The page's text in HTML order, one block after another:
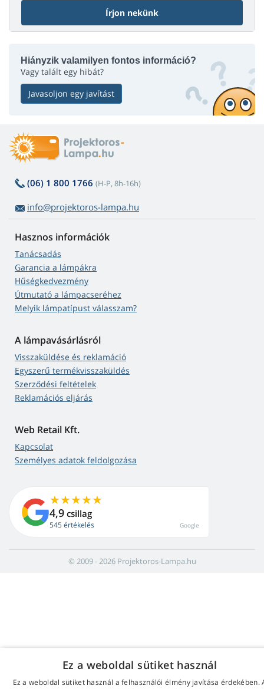
Írjon nekünk
Hiányzik valamilyen fontos információ?
Vagy talált egy hibát?
Javasoljon egy javítást
(06) 1 800 1766 (H-P, 8h-16h)
info@projektoros-lampa.hu
Hasznos információk
Tanácsadás
Garancia a lámpákra
Hűségkedvezmény
Útmutató a lámpacseréhez
Melyik lámpatípust válasszam?
A lámpavásárlásról
Visszaküldése és reklamáció
Egyszerű termékvisszaküldés
Szerződési feltételek
Reklamációs eljárás
Web Retail Kft.
Kapcsolat
Személyes adatok feldolgozása
4,9 csillag
545 értékelés Google
© 2009 - 2026 Projektoros-Lampa.hu
Ez a weboldal sütiket használ
Ez a weboldal sütiket használ a felhasználói élmény javítása érdekében.